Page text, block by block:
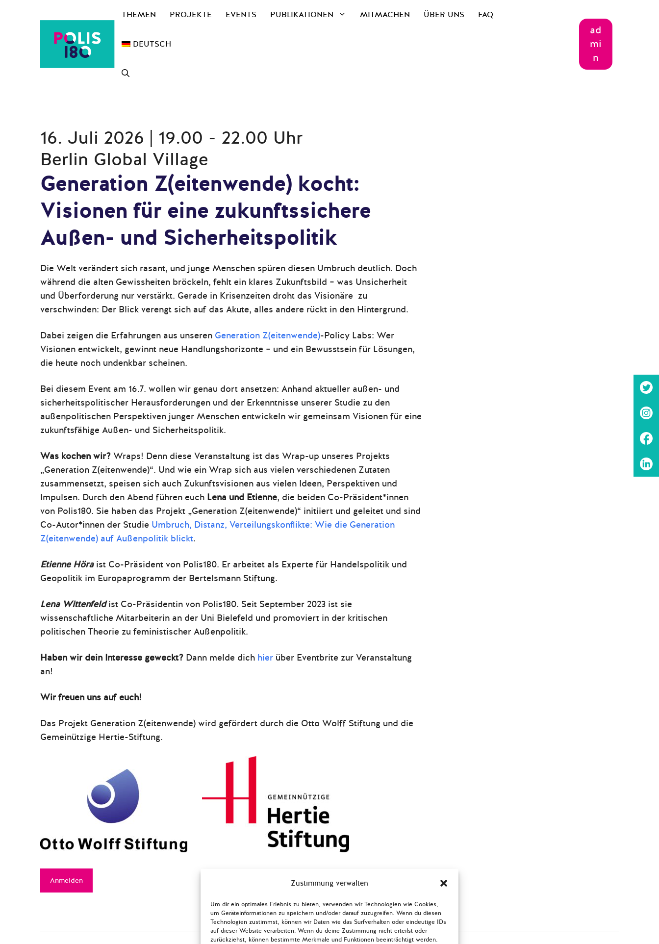
Zustimmung verwalten
Um dir ein optimales Erlebnis zu bieten, verwenden wir Technologien wie Cookies,
um Geräteinformationen zu speichern und/oder darauf zuzugreifen. Wenn du diesen
Technologien zustimmst, können wir Daten wie das Surfverhalten oder eindeutige IDs
auf dieser Website verarbeiten. Wenn du deine Zustimmung nicht erteilst oder
zurückziehst, können bestimmte Merkmale und Funktionen beeinträchtigt werden.
THEMEN PROJEKTE EVENTS PUBLIKATIONEN MITMACHEN ÜBER UNS FAQ
DEUTSCH
ad
mi
n
16. Juli 2026 | 19.00 - 22.00 Uhr
Berlin Global Village
Generation Z(eitenwende) kocht:
Visionen für eine zukunftssichere
Außen- und Sicherheitspolitik
Die Welt verändert sich rasant, und junge Menschen spüren diesen Umbruch deutlich. Doch
während die alten Gewissheiten bröckeln, fehlt ein klares Zukunftsbild – was Unsicherheit
und Überforderung nur verstärkt. Gerade in Krisenzeiten droht das Visionäre zu
verschwinden: Der Blick verengt sich auf das Akute, alles andere rückt in den Hintergrund.
Dabei zeigen die Erfahrungen aus unseren Generation Z(eitenwende)-Policy Labs: Wer
Visionen entwickelt, gewinnt neue Handlungshorizonte – und ein Bewusstsein für Lösungen,
die heute noch undenkbar scheinen.
Bei diesem Event am 16.7. wollen wir genau dort ansetzen: Anhand aktueller außen- und
sicherheitspolitischer Herausforderungen und der Erkenntnisse unserer Studie zu den
außenpolitischen Perspektiven junger Menschen entwickeln wir gemeinsam Visionen für eine
zukunftsfähige Außen- und Sicherheitspolitik.
Was kochen wir? Wraps! Denn diese Veranstaltung ist das Wrap-up unseres Projekts
„Generation Z(eitenwende)“. Und wie ein Wrap sich aus vielen verschiedenen Zutaten
zusammensetzt, speisen sich auch Zukunftsvisionen aus vielen Ideen, Perspektiven und
Impulsen. Durch den Abend führen euch Lena und Etienne, die beiden Co-Präsident*innen
von Polis180. Sie haben das Projekt „Generation Z(eitenwende)“ initiiert und geleitet und sind
Co-Autor*innen der Studie Umbruch, Distanz, Verteilungskonflikte: Wie die Generation
Z(eitenwende) auf Außenpolitik blickt.
Etienne Höra ist Co-Präsident von Polis180. Er arbeitet als Experte für Handelspolitik und
Geopolitik im Europaprogramm der Bertelsmann Stiftung.
Lena Wittenfeld ist Co-Präsidentin von Polis180. Seit September 2023 ist sie
wissenschaftliche Mitarbeiterin an der Uni Bielefeld und promoviert in der kritischen
politischen Theorie zu feministischer Außenpolitik.
Haben wir dein Interesse geweckt? Dann melde dich hier über Eventbrite zur Veranstaltung
an!
Wir freuen uns auf euch!
Das Projekt Generation Z(eitenwende) wird gefördert durch die Otto Wolff Stiftung und die
Gemeinützige Hertie-Stiftung.
Anmelden